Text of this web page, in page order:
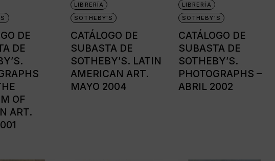
DE
DE
OF
ART.
LIBRERÍA
SOTHEBY'S
CATÁLOGO DE
SUBASTA DE
SOTHEBY’S. LATIN
AMERICAN ART.
MAYO 2004
LIBRERÍA
SOTHEBY'S
CATÁLOGO DE
SUBASTA DE
SOTHEBY’S.
PHOTOGRAPHS –
ABRIL 2002